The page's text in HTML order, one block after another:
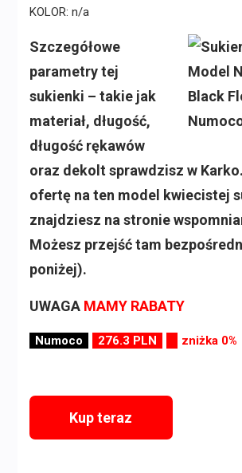
KOLOR: n/a
Szczegółowe
parametry tej
sukienki – takie jak
materiał, długość,
długość rękawów
oraz dekolt sprawdzisz w
ofertę na ten model kwiecistej
znajdziesz na stronie
Możesz przejść tam
poniżej).
UWAGA MAMY RABATY
Numoco 276.3 PLN zniżka 0%
Kup teraz